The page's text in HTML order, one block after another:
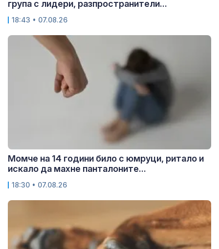
група с лидери, разпространители...
18:43 • 07.08.26
Момче на 14 години било с юмруци, ритало и
искало да махне панталоните...
18:30 • 07.08.26